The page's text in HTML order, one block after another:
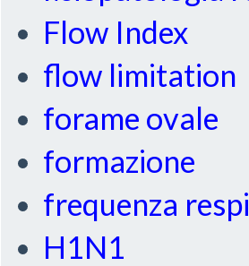
Flow Index
flow limitation
forame ovale
formazione
frequenza
H1N1